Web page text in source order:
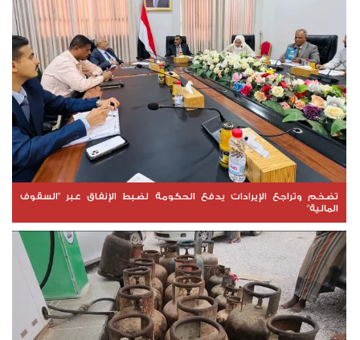
تضخم وتراجع الإيرادات يدفع الحكومة لضبط الإنفاق عبر "السقوف
المالية"